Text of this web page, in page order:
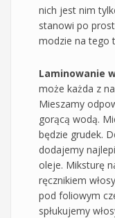
nich jest nim
stanowi po
modzie na tego
Laminowanie
może każda z
Mieszamy
gorącą wodą.
będzie grudek.
dodajemy
oleje. Miksturę
ręcznikiem
pod foliowym
spłukujemy